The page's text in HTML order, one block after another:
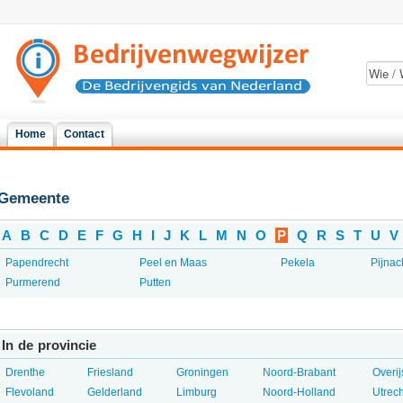
Home Contact
A B C D E F G H I J K L M N O P Q R S T U V
Papendrecht
Purmerend
Peel en Maas
Putten
Pekela
In de provincie
Drenthe
Flevoland
Friesland
Gelderland
Groningen
Limburg
Noord-Brabant
Noord-Holland